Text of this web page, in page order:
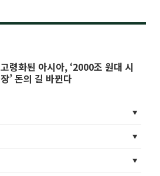
고령화된 아시아, ‘2000조 원대 시
장’ 돈의 길 바뀐다